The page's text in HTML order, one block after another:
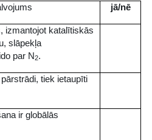
jā/nē
izmantojot katalītiskās
slāpekļa
par N2.
tiek ietaupīti
ir globālās